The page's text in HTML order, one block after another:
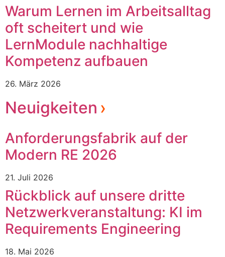
Warum Lernen im Arbeitsalltag
oft scheitert und wie
LernModule nachhaltige
Kompetenz aufbauen
26. März 2026
Neuigkeiten
Anforderungsfabrik auf der
Modern RE 2026
21. Juli 2026
Rückblick auf unsere dritte
Netzwerkveranstaltung: KI im
Requirements Engineering
18. Mai 2026